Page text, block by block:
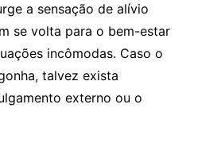
a sensação de alívio
se volta para o bem-estar
incômodas. Caso o
talvez exista
externo ou o